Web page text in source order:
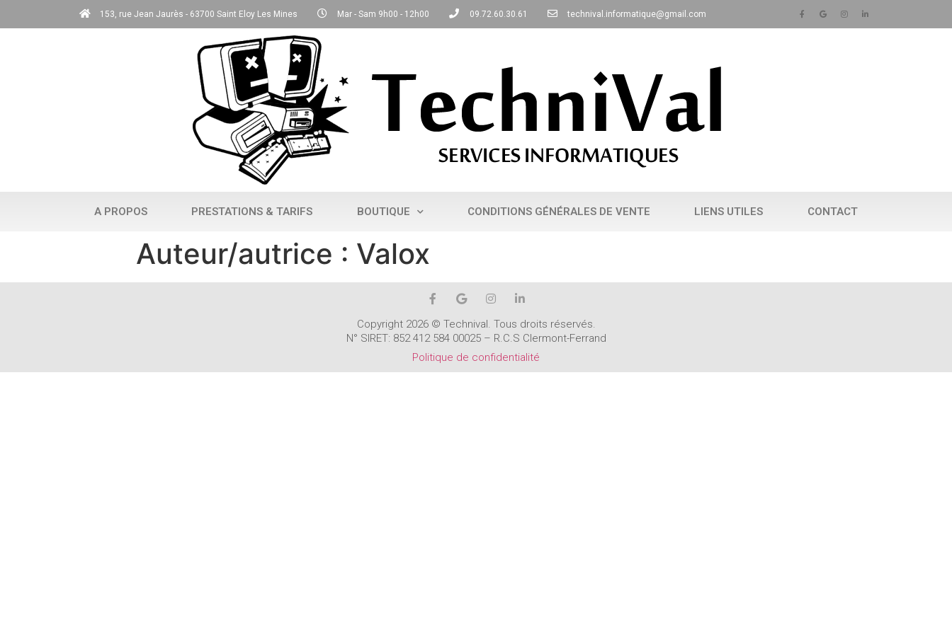
153, rue Jean Jaurès - 63700 Saint Eloy Les Mines Mar - Sam 9h00 - 12h00 09.72.60.30.61 technival.informatique@gmail.com
A PROPOS PRESTATIONS & TARIFS BOUTIQUE CONDITIONS GÉNÉRALES DE VENTE LIENS UTILES CONTACT
Auteur/autrice : Valox
Copyright 2026 © Technival. Tous droits réservés.
N° SIRET: 852 412 584 00025 – R.C.S Clermont-Ferrand
Politique de confidentialité